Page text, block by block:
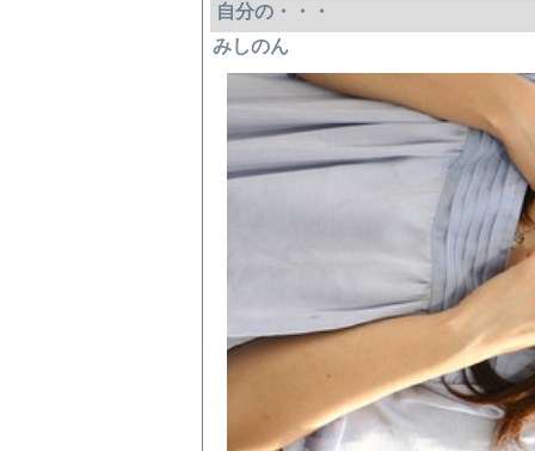
自分の・・・
みしのん